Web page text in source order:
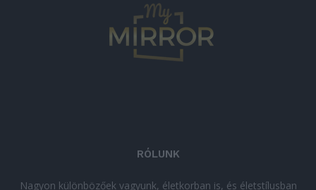
RÓLUNK
Nagyon különbözőek vagyunk, életkorban is, és életstílusban